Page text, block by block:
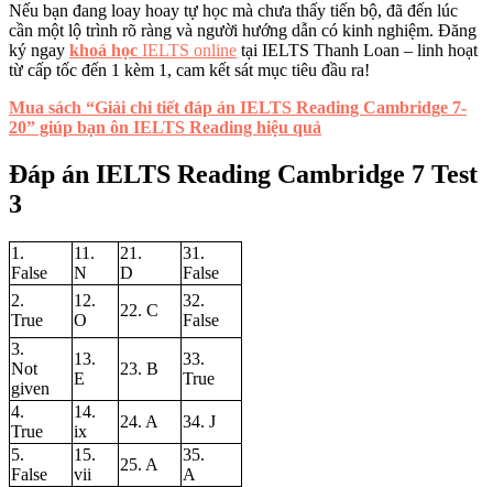
Nếu bạn đang loay hoay tự học mà chưa thấy tiến bộ, đã đến lúc
cần một lộ trình rõ ràng và người hướng dẫn có kinh nghiệm. Đăng
ký ngay khoá học IELTS online tại IELTS Thanh Loan – linh hoạt
từ cấp tốc đến 1 kèm 1, cam kết sát mục tiêu đầu ra!
Mua sách “Giải chi tiết đáp án IELTS Reading Cambridge 7-
20” giúp bạn ôn IELTS Reading hiệu quả
Đáp án IELTS Reading Cambridge 7 Test
3
1.
False
11.
N
21.
D
31.
False
2.
True
12.
O
22. C
32.
False
3.
Not
given
13.
E
23. B
33.
True
4.
True
14.
ix
24. A
34. J
5.
False
15.
vii
25. A
35.
A